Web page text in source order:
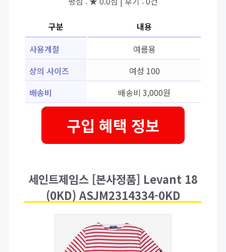
구분
내용
사용계절
여름용
상의 사이즈
여성 100
배송비
배송비 3,000원
구입 혜택 정보
세인트제임스 [본사정품] Levant 18
(0KD) ASJM2314334-0KD